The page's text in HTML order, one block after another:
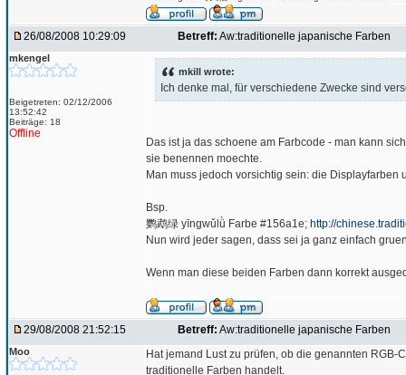
26/08/2008 10:29:09 Betreff: Aw:traditionelle japanische Farben
mkengel
Beigetreten: 02/12/2006
13:52:42
Beiträge: 18
Offline
mkill wrote:
Ich denke mal, für verschiedene Zwecke sind
Das ist ja das schoene am Farbcode - man kann
sie benennen moechte.
Man muss jedoch vorsichtig sein: die Displayfarben
Bsp.
鹦鹉绿 yīngwǔlǜ Farbe #156a1e; http://
Nun wird jeder sagen, dass sei ja ganz einfach
Wenn man diese beiden Farben dann korrekt
29/08/2008 21:52:15 Betreff: Aw:traditionelle japanische Farben
Moo
Hat jemand Lust zu prüfen, ob die genannten
traditionelle Farben handelt.